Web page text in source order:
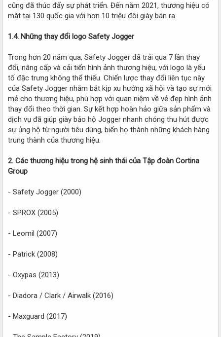
cũng đã thúc đẩy sự phát triển. Đến năm 2021, thương hiệu có
mặt tại 130 quốc gia với hơn 10 triệu đôi giày bán ra.
1.4. Những thay đổi logo Safety Jogger
Trong hơn 20 năm qua, Safety Jogger đã trải qua 7 lần thay
đổi, nâng cấp và cải tiến hình ảnh thương hiệu, với logo là yếu
tố đặc trưng không thể thiếu. Chiến lược thay đổi liên tục này
của Safety Jogger nhằm bắt kịp xu hướng xã hội và tạo sự mới
mẻ cho thương hiệu, phù hợp với quan niệm về vẻ đẹp hình ảnh
thay đổi theo thời gian. Sự kết hợp hoàn hảo giữa sản phẩm và
dịch vụ đã giúp giày bảo hộ Jogger nhanh chóng thu hút được
sự ủng hộ từ người tiêu dùng, biến họ thành những khách hàng
trung thành của thương hiệu.
2. Các thương hiệu trong hệ sinh thái của Tập đoàn Cortina
Group
- Safety Jogger (2000)
- SPROX (2005)
- Leomil (2007)
- Patrick (2008)
- Oxypas (2013)
- Diadora / Clark / Airwalk (2016)
- Maxguard (2017)